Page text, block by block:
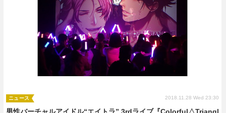
映画 音楽
グッズ イベント
声優 コスプレ
舞台 新帝スタ
インタビュー レポート
ラキりす
連載マンガ一覧 連載一覧
番組・動画一覧 ラジオ
動画
連載・ブログ一覧 コラム
編集部ブログ・お知らせ
男性バーチャルアイドル“エイトラ” 3rdライブ『Colorful△Triangl
ニュース 2018.11.28 Wed 23:30